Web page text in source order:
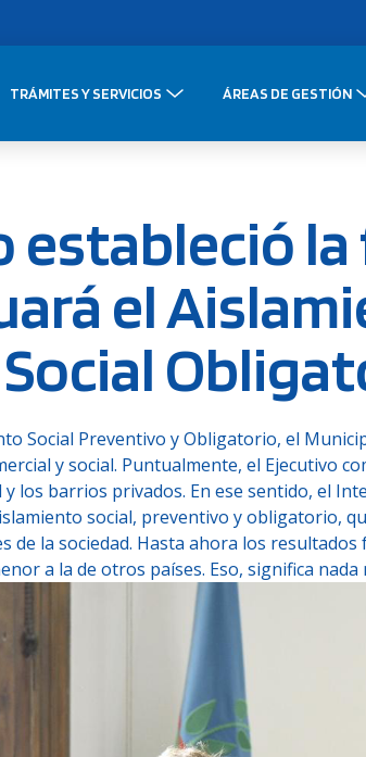
TRÁMITES Y SERVICIOS ÁREAS DE GESTIÓN
estableció
el
Social Preventivo y Obligatorio, el
y social. Puntualmente, el Ejecutivo
los barrios privados. En ese sentido, el
social, preventivo y obligatorio,
de la sociedad. Hasta ahora los
a la de otros países. Eso, significa nada